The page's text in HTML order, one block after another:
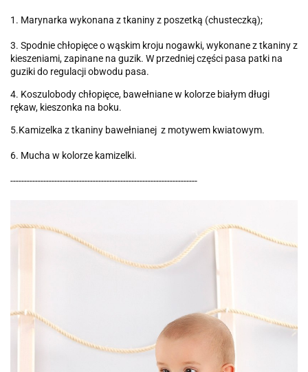
1. Marynarka wykonana z tkaniny z poszetką (chusteczką);
3. Spodnie chłopięce o wąskim kroju nogawki, wykonane z tkaniny z
kieszeniami, zapinane na guzik. W przedniej części pasa patki na
guziki do regulacji obwodu pasa.
4. Koszulobody chłopięce, bawełniane w kolorze białym długi
rękaw, kieszonka na boku.
5.Kamizelka z tkaniny bawełnianej z motywem kwiatowym.
6. Mucha w kolorze kamizelki.
--------------------------------------------------------------------